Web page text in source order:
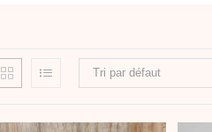
Tri par défaut